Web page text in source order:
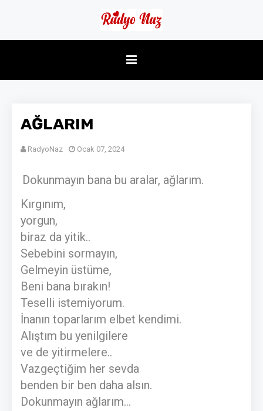
AĞLARIM
RadyoNaz Ocak 07, 2024
Dokunmayın bana bu aralar, ağlarım.
Kırgınım,
yorgun,
biraz da yitik..
Sebebini sormayın,
Gelmeyin üstüme,
Beni bana bırakın!
Teselli istemiyorum.
İnanın toparlarım elbet kendimi.
Alıştım bu yenilgilere
ve de yitirmelere..
Vazgeçtiğim her sevda
benden bir ben daha alsın.
Dokunmayın ağlarım...